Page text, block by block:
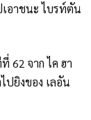
อาชนะ ไบรท์ตัน
62 จาก ไค ฮา
ปยิงของ เลอัน